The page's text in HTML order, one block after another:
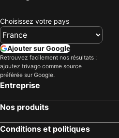
Choisissez votre pays
Ajouter sur Google
Retrouvez facilement nos résultats :
ajoutez trivago comme source
préférée sur Google.
Entreprise
Nos produits
Conditions et politiques